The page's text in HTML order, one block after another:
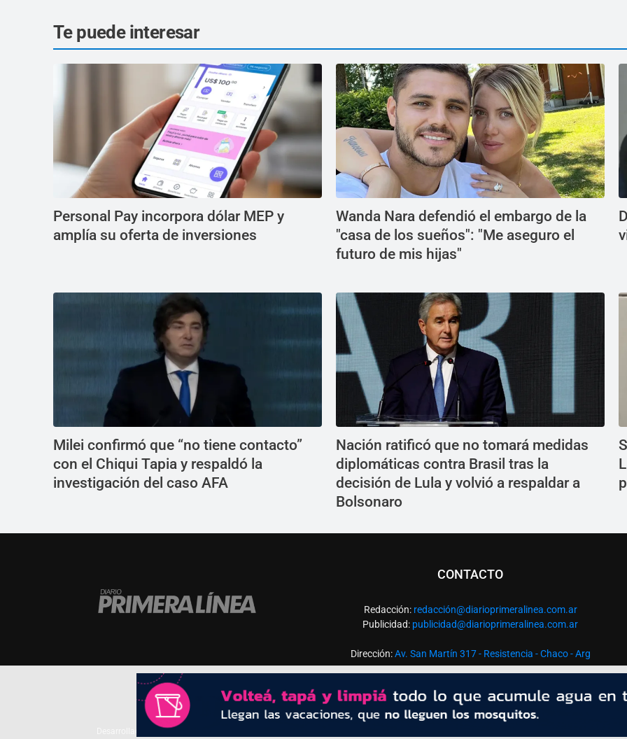
Te puede interesar
Personal Pay incorpora dólar MEP y
amplía su oferta de inversiones
Wanda Nara defendió el embargo de la
"casa de los sueños": "Me aseguro el
futuro de mis hijas"
Milei confirmó que “no tiene contacto”
con el Chiqui Tapia y respaldó la
investigación del caso AFA
Nación ratificó que no tomará medidas
diplomáticas contra Brasil tras la
decisión de Lula y volvió a respaldar a
Bolsonaro
CONTACTO
Redacción: redacción@diarioprimeralinea.com.ar
Publicidad: publicidad@diarioprimeralinea.com.ar
Dirección:Av. San Martín 317 - Resistencia - Chaco - Arg
TP. Web Studio